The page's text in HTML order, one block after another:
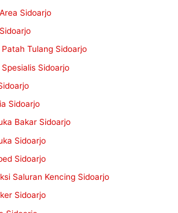
Sidoarjo
Tulang Sidoarjo
Sidoarjo
Sidoarjo
Bakar Sidoarjo
Sidoarjo
Sidoarjo
Saluran Kencing Sidoarjo
Sidoarjo